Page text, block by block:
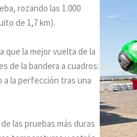
rozando las 1.000
de 1,7 km).
que la mejor vuelta de la
de la bandera a cuadros:
a la perfección tras una
las pruebas más duras